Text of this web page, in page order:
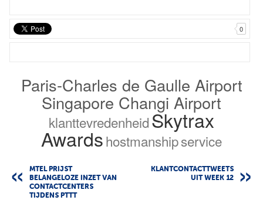
0
Paris-Charles de Gaulle Airport
Singapore Changi Airport
klanttevredenheidSkytrax
Awardshostmanshipservice
MTEL PRIJST
BELANGELOZE INZET VAN
CONTACTCENTERS
TIJDENS PTTT
KLANTCONTACTTWEETS
UIT WEEK 12